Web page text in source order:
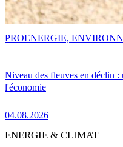
Niveau des fleuves en déclin :
l'économie
04.08.2026
PROENERGIE,
ENERGIE & CLIMAT